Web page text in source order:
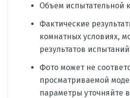
Объем испытательной
Фактические
комнатных условиях,
результатов
Фото может не
просматриваемой
параметры уточняйте